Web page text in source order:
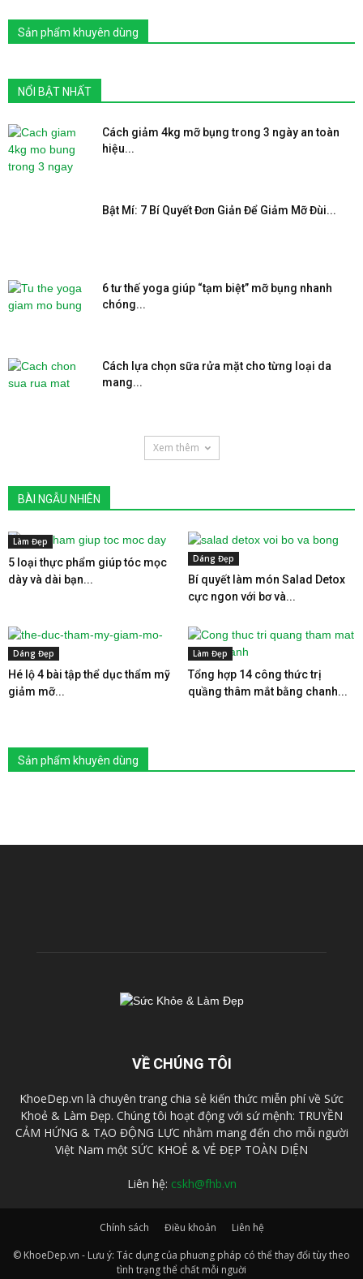
Sản phẩm khuyên dùng
NỔI BẬT NHẤT
Cách giảm 4kg mỡ bụng trong 3 ngày an toàn
hiệu...
Bật Mí: 7 Bí Quyết Đơn Giản Để Giảm Mỡ Đùi...
6 tư thế yoga giúp “tạm biệt” mỡ bụng nhanh
chóng...
Cách lựa chọn sữa rửa mặt cho từng loại da
mang...
Xem thêm
BÀI NGẪU NHIÊN
Làm Đẹp
5 loại thực phẩm giúp tóc mọc
dày và dài bạn...
Dáng Đẹp
Bí quyết làm món Salad Detox
cực ngon với bơ và...
Dáng Đẹp
Hé lộ 4 bài tập thể dục thẩm mỹ
giảm mỡ...
Làm Đẹp
Tổng hợp 14 công thức trị
quầng thâm mắt bằng chanh...
Sản phẩm khuyên dùng
VỀ CHÚNG TÔI
KhoeDep.vn là chuyên trang chia sẻ kiến thức miễn phí về Sức
Khoẻ & Làm Đẹp. Chúng tôi hoạt động với sứ mệnh: TRUYỀN
CẢM HỨNG & TẠO ĐỘNG LỰC nhằm mang đến cho mỗi người
Việt Nam một SỨC KHOẺ & VẺ ĐẸP TOÀN DIỆN
Liên hệ: cskh@fhb.vn
Chính sách Điều khoản
Liên hệ
© KhoeDep.vn - Lưu ý: Tác dụng của phuơng pháp có thể thay đổi tùy theo
tình trạng thể chất mỗi nguời